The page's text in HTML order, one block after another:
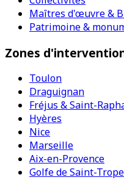
Maîtres d'œuvre &
Patrimoine &
Zones
Toulon
Draguignan
Fréjus & Saint-
Hyères
Nice
Marseille
Aix-en-Provence
Golfe de Saint-